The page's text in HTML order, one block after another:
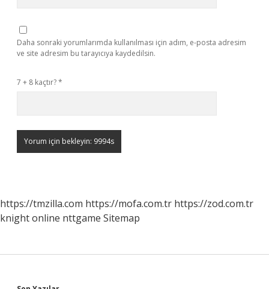
Daha sonraki yorumlarımda kullanılması için adım, e-posta adresim
ve site adresim bu tarayıcıya kaydedilsin.
7 + 8 kaçtır?*
https://tmzilla.com https://mofa.com.tr https://zod.com.tr
knight online nttgame Sitemap